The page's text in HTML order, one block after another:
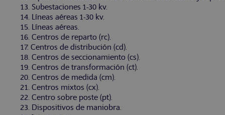
13. Subestaciones 1-30 kv.
14. Líneas aéreas 1-30 kv.
15. Líneas aéreas.
16. Centros de reparto (rc).
17. Centros de distribución (cd).
18. Centros de seccionamiento (cs).
19. Centros de transformación (ct).
20. Centros de medida (cm).
21. Centros mixtos (cx).
22. Centro sobre poste (pt).
23. Dispositivos de maniobra.